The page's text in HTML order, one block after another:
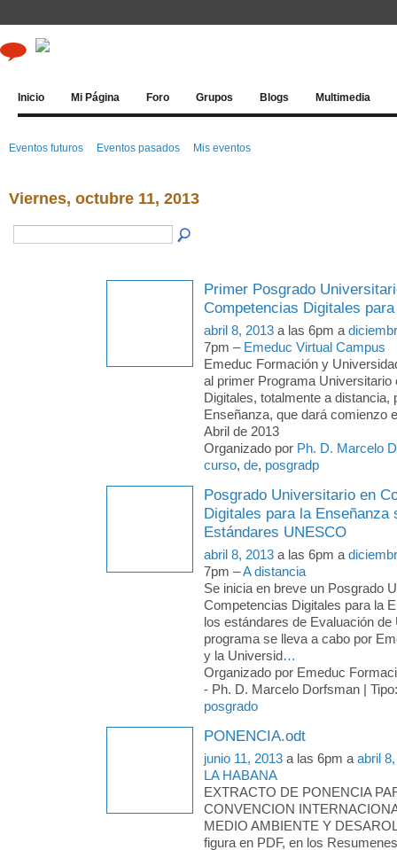
Inicio Mi Página Foro Grupos Blogs Multimedia
Eventos futuros Eventos pasados Mis eventos
Viernes, octubre 11, 2013
Primer Posgrado
Competencias Digitales
abril 8, 2013 a las 6pm a
7pm – Emeduc Virtual Campus
Emeduc Formación y
al primer Programa Universitario
Digitales, totalmente a distancia,
Enseñanza, que dará comienzo
Abril de 2013
Organizado por Ph. D. Marcelo
curso, de, posgradp
Posgrado Universitario en
Digitales para la Enseñanza
Estándares UNESCO
abril 8, 2013 a las 6pm a
7pm –A distancia
Se inicia en breve un Posgrado
Competencias Digitales para la
los estándares de Evaluación
programa se lleva a cabo por
y la Universid…
Organizado por Emeduc
- Ph. D. Marcelo Dorfsman |
posgrado
PONENCIA.odt
junio 11, 2013 a las 6pm aabril
LA HABANA
EXTRACTO DE PONENCIA
CONVENCION
MEDIO AMBIENTE Y
figura en PDF, en los